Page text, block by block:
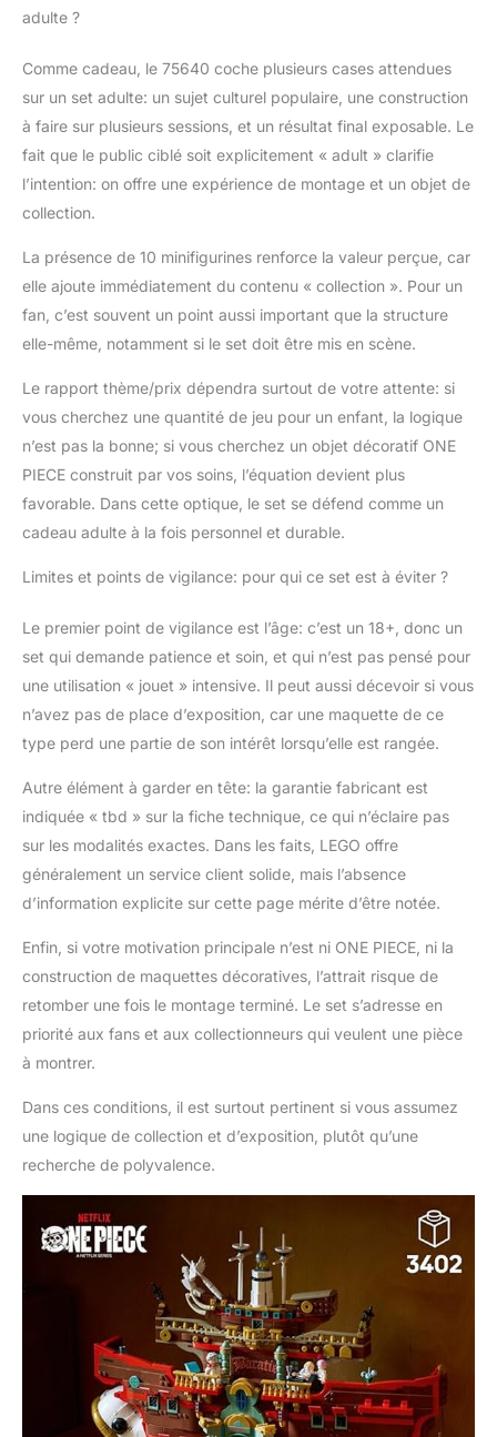
adulte ?
Comme cadeau, le 75640 coche plusieurs cases attendues
sur un set adulte: un sujet culturel populaire, une construction
à faire sur plusieurs sessions, et un résultat final exposable. Le
fait que le public ciblé soit explicitement « adult » clarifie
l’intention: on offre une expérience de montage et un objet de
collection.
La présence de 10 minifigurines renforce la valeur perçue, car
elle ajoute immédiatement du contenu « collection ». Pour un
fan, c’est souvent un point aussi important que la structure
elle-même, notamment si le set doit être mis en scène.
Le rapport thème/prix dépendra surtout de votre attente: si
vous cherchez une quantité de jeu pour un enfant, la logique
n’est pas la bonne; si vous cherchez un objet décoratif ONE
PIECE construit par vos soins, l’équation devient plus
favorable. Dans cette optique, le set se défend comme un
cadeau adulte à la fois personnel et durable.
Limites et points de vigilance: pour qui ce set est à éviter ?
Le premier point de vigilance est l’âge: c’est un 18+, donc un
set qui demande patience et soin, et qui n’est pas pensé pour
une utilisation « jouet » intensive. Il peut aussi décevoir si vous
n’avez pas de place d’exposition, car une maquette de ce
type perd une partie de son intérêt lorsqu’elle est rangée.
Autre élément à garder en tête: la garantie fabricant est
indiquée « tbd » sur la fiche technique, ce qui n’éclaire pas
sur les modalités exactes. Dans les faits, LEGO offre
généralement un service client solide, mais l’absence
d’information explicite sur cette page mérite d’être notée.
Enfin, si votre motivation principale n’est ni ONE PIECE, ni la
construction de maquettes décoratives, l’attrait risque de
retomber une fois le montage terminé. Le set s’adresse en
priorité aux fans et aux collectionneurs qui veulent une pièce
à montrer.
Dans ces conditions, il est surtout pertinent si vous assumez
une logique de collection et d’exposition, plutôt qu’une
recherche de polyvalence.